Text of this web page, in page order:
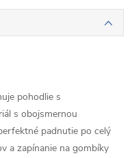
pohodlie s
s obojsmernou
padnutie po celý
a zapínanie na gombíky